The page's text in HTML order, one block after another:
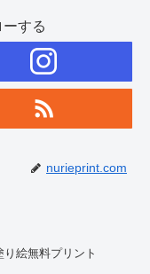
する
nurieprint.com
絵無料プリント